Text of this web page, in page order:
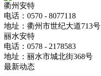
衢州安特
电话：0570 - 8077118
地址：衢州市世纪大道713号
丽水安特
电话：0578 - 2178583
地址：丽水市城北街368号
最新动态